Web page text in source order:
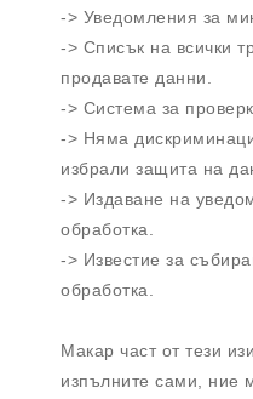
-> Уведомления за
-> Списък на всички
продавате данни.
-> Система за
-> Няма
избрали защита на
-> Издаване на
обработка.
-> Известие за
обработка.
Макар част от тези
изпълните сами, ние